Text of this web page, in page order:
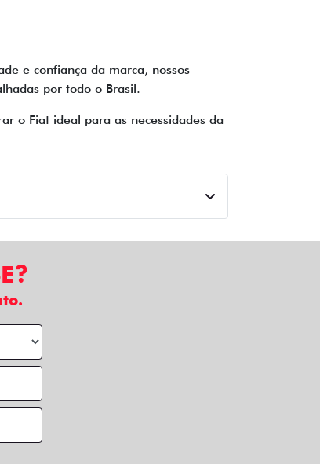
e confiança da marca, nossos
por todo o Brasil.
o Fiat ideal para as necessidades da